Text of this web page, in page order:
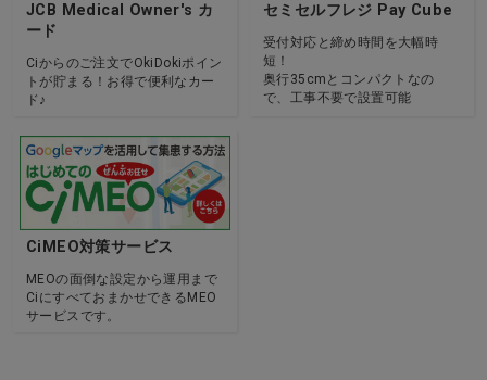
JCB Medical Owner's カ
ード
Ciからのご注文でOkiDokiポイン
トが貯まる！お得で便利なカー
ド♪
セミセルフレジ Pay Cube
受付対応と締め時間を大幅時
短！
奥行35cmとコンパクトなの
で、工事不要で設置可能
CiMEO対策サービス
MEOの面倒な設定から運用まで
CiにすべておまかせできるMEO
サービスです。